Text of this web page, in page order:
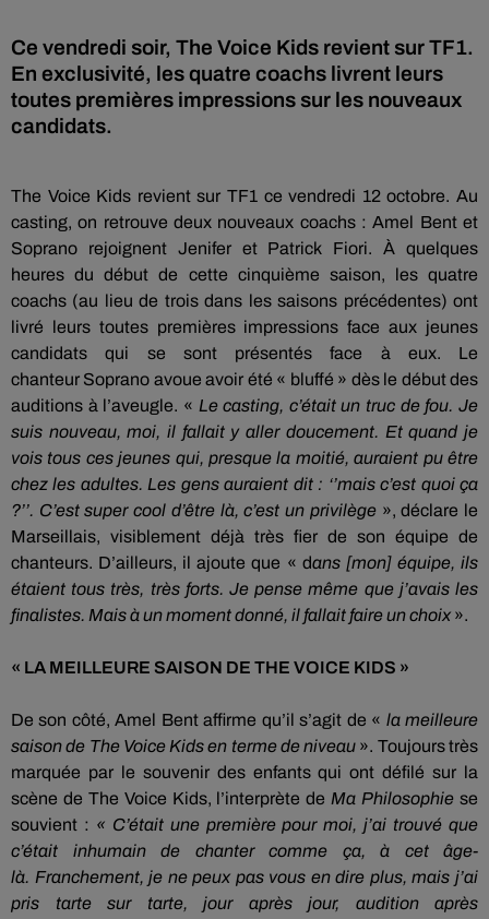
Ce vendredi soir, The Voice Kids revient sur TF1.
En exclusivité, les quatre coachs livrent leurs
toutes premières impressions sur les nouveaux
candidats.
The Voice Kids revient sur TF1 ce vendredi 12 octobre. Au
casting, on retrouve deux nouveaux coachs : Amel Bentet
Soprano rejoignent Jenifer et Patrick Fiori. À quelques
heures du début de cette cinquième saison, les quatre
coachs (au lieu de trois dans les saisons précédentes) ont
livré leurs toutes premières impressions face aux jeunes
candidats qui se sont présentés face à eux. Le
chanteur Soprano avoue avoir été « bluffé » dès le début des
auditions à l’aveugle. « Le casting, c’était un truc de fou. Je
suis nouveau, moi, il fallait y aller doucement. Et quand je
vois tous ces jeunes qui, presque la moitié, auraient pu être
chez les adultes. Les gens auraient dit : ‘’mais c’est quoi ça
?’’. C’est super cool d’être là, c’est un privilège», déclare le
Marseillais, visiblement déjà très fier de son équipe de
chanteurs. D’ailleurs, il ajoute que « dans [mon] équipe, ils
étaient tous très, très forts. Je pense même que j’avais les
finalistes. Mais à un moment donné, il fallait faire un choix ».
« LA MEILLEURE SAISON DE THE VOICE KIDS »
De son côté, Amel Bentaffirme qu’il s’agit de « la meilleure
saison de The Voice Kidsen terme de niveau ». Toujours très
marquée par le souvenir des enfants qui ont défilé sur la
scène de The Voice Kids, l’interprète de Ma Philosophie se
souvient : « C’était une première pour moi, j’ai trouvé que
c’était inhumain de chanter comme ça, à cet âge-
là. Franchement, je ne peux pas vous en dire plus, mais j’ai
pris tarte sur tarte, jour après jour, audition après